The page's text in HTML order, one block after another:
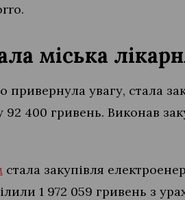
міська
привернула увагу, стала
92 400 гривень. Виконав
стала закупівля
1 972 059 гривень з